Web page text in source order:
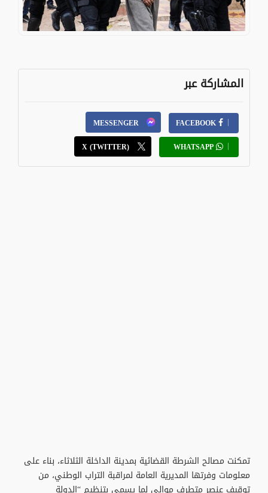
المشاركة عبر
FACEBOOK
MESSENGER
WHATSAPP
X (TWITTER)
تمكنت مصالح الشرطة القضائية بمدينة الداخلة الثلاثاء، بناء على
معلومات وفرتها المديرية العامة لمراقبة التراب الوطني، من